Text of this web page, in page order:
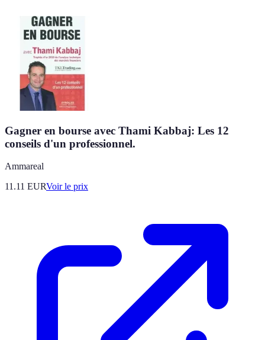
Gagner en bourse avec Thami Kabbaj: Les 12
conseils d'un professionnel.
Ammareal
11.11 EURVoir le prix